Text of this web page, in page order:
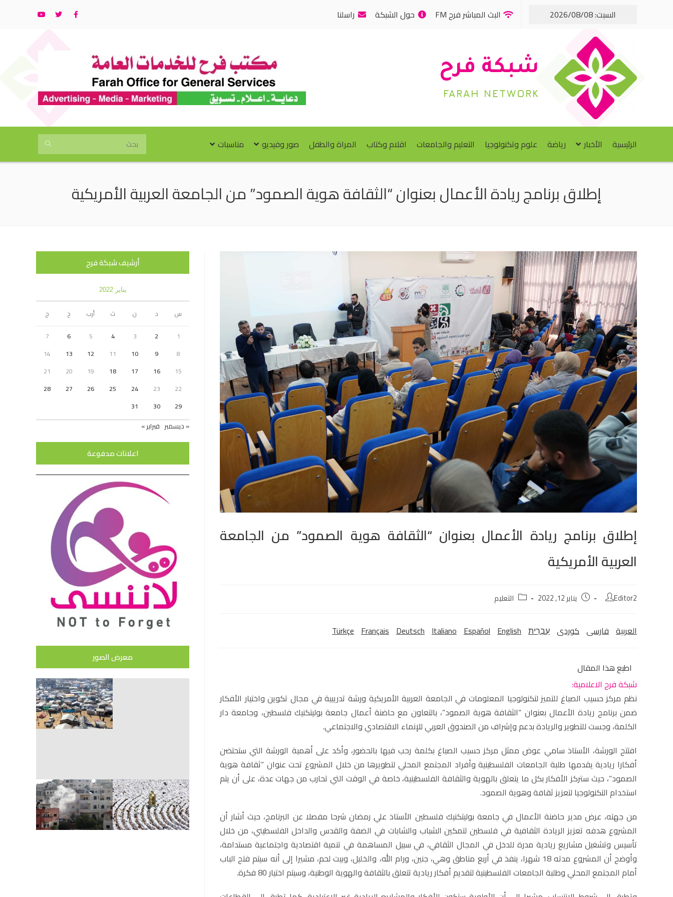
السبت: 2026/08/08 البث المباشر فرح FM حول الشبكة راسلنا
شبكة فرح
FARAH NETWORK
الرئيسية الأخبار رياضة علوم وتكنولوجيا التعليم والجامعات اقلام وكتاب المراة والطفل صور وفيديو مناسبات
إطلاق برنامج ريادة الأعمال بعنوان “الثقافة هوية الصمود” من الجامعة العربية الأمريكية
إطلاق برنامج ريادة الأعمال بعنوان “الثقافة هوية الصمود” من الجامعة
العربية الأمريكية
Editor2 يناير 12, 2022 التعليم
العربية فارسی كوردی‎ עִבְרִית Türkçe Français Deutsch Italiano Español English
اطبع هذا المقال
شبكة فرح الاعلامية:
نظم مركز حسيب الصباغ للتميز لتكنولوجيا المعلومات في الجامعة العربية الأمريكية ورشة تدريبية في مجال تكوين واختيار الأفكار
ضمن برنامج ريادة الأعمال بعنوان “الثقافة هوية الصمود”، بالتعاون مع حاضنة أعمال جامعة بوليتكنيك فلسطين، وجامعة دار
الكلمة، وجست للتطوير والريادة بدعم وإشراف من الصندوق العربي للإنماء الاقتصادي والاجتماعي.
افتتح الورشة، الأستاذ سامي عوض ممثل مركز حسيب الصباغ بكلمة رحب فيها بالحضور، وأكد على أهمية الورشة التي ستحتضن
أفكارا ريادية يقدمها طلبة الجامعات الفلسطينية وأفراد المجتمع المحلي لتطويرها من خلال المشروع تحت عنوان “ثقافة هوية
الصمود”، حيث ستركز الأفكار بكل ما يتعلق بالهوية والثقافة الفلسطينية، خاصة في الوقت التي تحارب من جهات عدة، على أن يتم
استخدام التكنولوجيا لتعزيز ثقافة وهوية الصمود.
من جهته، عرض مدير حاضنة الأعمال في جامعة بوليتكنيك فلسطين الأستاذ علي رمضان شرحا مفصلا عن البرنامج، حيث أشار أن
المشروع هدفه تعزيز الريادة الثقافية في فلسطين لتمكين الشباب والشابات في الضفة والقدس والداخل الفلسطيني، من خلال
تأسيس وتشغيل مشاريع ريادية مدرة للدخل في المجال الثقافي، في سبيل المساهمة في تنمية اقتصادية واجتماعية مستدامة،
وأوضح أن المشروع مدته 18 شهرا، ينفذ في أربع مناطق وهي، جنين، ورام الله، والخليل، وبيت لحم، مشيرا إلى أنه سيتم فتح الباب
أمام المجتمع المحلي وطلبة الجامعات الفلسطينية لتقديم أفكار ريادية تتعلق بالثقافة والهوية الوطنية، وسيتم اختيار 80 فكرة.
أرشيف شبكة فرح
يناير 2022
س د ن ث أرب خ
ج
1
2
3
4
5
6
7
8
9
10
11
12
13
14
15
16
17
18
19
20
21
22
23
24
25
26
27
28
29
30
31
« ديسمبر فبراير »
اعلانات مدفوعة
معرض الصور